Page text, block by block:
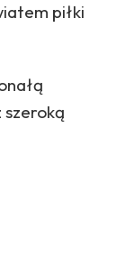
piłki
szeroką